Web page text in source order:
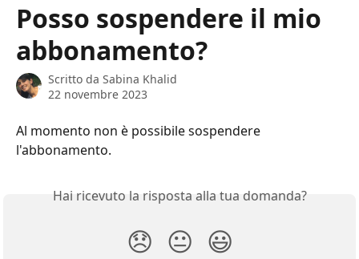
Posso sospendere il mio
abbonamento?
Scritto da Sabina Khalid
22 novembre 2023
Al momento non è possibile sospendere
l'abbonamento.
Hai ricevuto la risposta alla tua domanda?
😞 😐 😃